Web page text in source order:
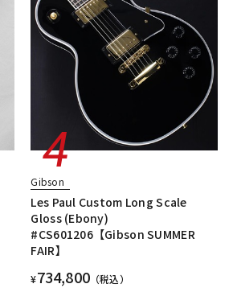
Gibson
Les Paul Custom Long Scale
Gloss (Ebony)
#CS601206【Gibson SUMMER
FAIR】
¥734,800 （税込）